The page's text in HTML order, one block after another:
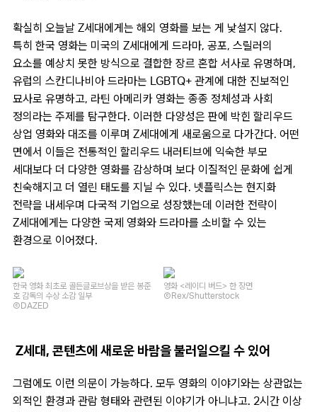
확실히 오늘날 Z세대에게는 해외 영화를 보는 게 낯설지 않다.
특히 한국 영화는 미국의 Z세대에게 드라마, 공포, 스릴러의
요소를 예상치 못한 방식으로 결합한 장르 혼합 서사로 유명하며,
유럽의 스칸디나비아 드라마는 LGBTQ+ 관계에 대한 진보적인
묘사로 유명하고, 라틴 아메리카 영화는 종종 정체성과 사회
정의라는 주제를 탐구한다. 이러한 다양성은 판에 박힌 할리우드
상업 영화와 대조를 이루며 Z세대에게 새로움으로 다가간다. 어떤
면에서 이들은 전통적인 할리우드 내러티브에 익숙한 부모
세대보다 더 다양한 영화를 감상하며 보다 이질적인 문화에 쉽게
친숙해지고 더 열린 태도를 지닐 수 있다. 넷플릭스는 현지화
전략을 내세우며 다국적 기업으로 성장했는데 이러한 전략이
Z세대에게는 다양한 국제 영화와 드라마를 소비할 수 있는
환경으로 이어졌다.
한국 영화 최초로 골든글로브상을 받은 봉준
호 감독의 수상 소감 일부
ⒸDAZED
영화 <레이디 버드> 한 장면
ⒸRex/Shutterstock
Z세대, 콘텐츠에 새로운 바람을 불러일으킬 수 있어
그럼에도 이런 의문이 가능하다. 모두 영화의 이야기와는 상관없는
외적인 환경과 관람 형태와 관련된 이야기가 아니냐고. 2시간 이상